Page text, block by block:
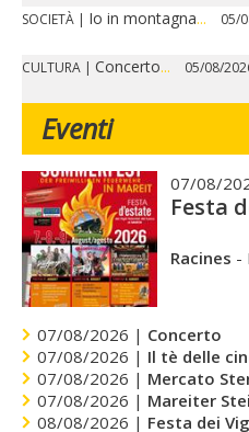
SOCIETÀ | Io in montagna... 05/
CULTURA | Concerto... 05/08/
Eventi
07/08/
Festa
Racines -
07/08/2026 | Concerto
07/08/2026 | Il tè delle
07/08/2026 | Mercato
07/08/2026 | Mareiter
08/08/2026 | Festa dei